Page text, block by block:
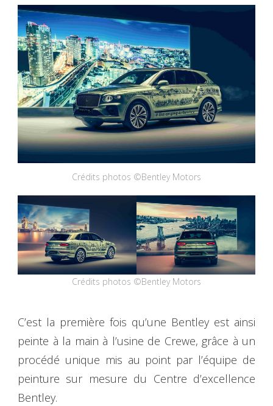
Crédits photos ©Bentley Motors
Crédits photos ©Bentley Motors
C’est la première fois qu’une Bentley est ainsi
peinte à la main à l’usine de Crewe, grâce à un
procédé unique mis au point par l’équipe de
peinture sur mesure du Centre d’excellence
Bentley.